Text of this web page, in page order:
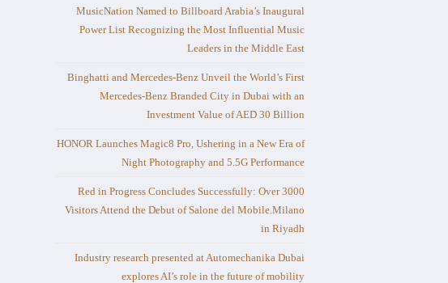
MusicNation Named to Billboard Arabia’s Inaugural
Power List Recognizing the Most Influential Music
Leaders in the Middle East
Binghatti and Mercedes-Benz Unveil the World’s First
Mercedes-Benz Branded City in Dubai with an
Investment Value of AED 30 Billion
HONOR Launches Magic8 Pro, Ushering in a New Era of
Night Photography and 5.5G Performance
Red in Progress Concludes Successfully: Over 3000
Visitors Attend the Debut of Salone del Mobile.Milano
in Riyadh
Industry research presented at Automechanika Dubai
explores AI’s role in the future of mobility